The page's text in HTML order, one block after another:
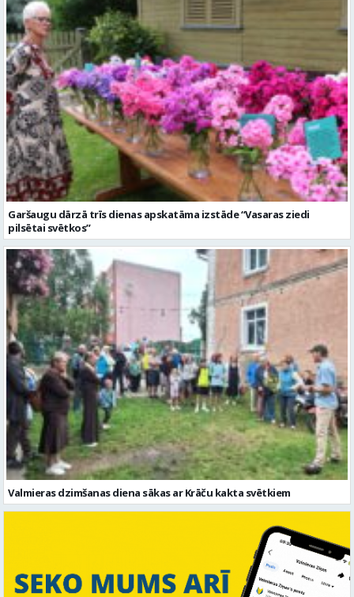
Garšaugu dārzā trīs dienas apskatāma izstāde “Vasaras ziedi
pilsētai svētkos”
Valmieras dzimšanas diena sākas ar Krāču kakta svētkiem